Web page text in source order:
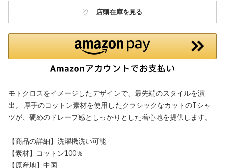
店頭在庫を見る
モトクロスをイメージしたデザインで、最先端のスタイルを演
出。 厚手のコットン素材を使用したクラシックなカットのTシャ
ツが、硬めのドレープ感としっかりとした着心地を提供します。
【商品の詳細】洗濯機洗い可能
【素材】コットン100％
【原産地】中国